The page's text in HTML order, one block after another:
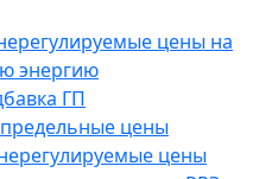
цены на
энергию
ГП
цены
цены